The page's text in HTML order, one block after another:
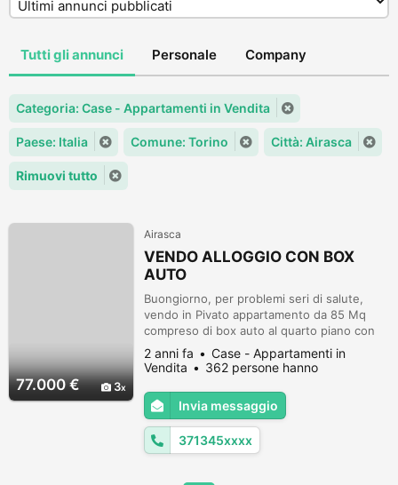
Tutti gli annunci Personale Company
Categoria: Case - Appartamenti in Vendita
Paese: Italia Comune: Torino Città: Airasca
Rimuovi tutto
77.000 € 3
Airasca
VENDO ALLOGGIO CON BOX
AUTO
Buongiorno, per problemi seri di salute,
vendo in Pivato appartamento da 85 Mq
compreso di box auto al quarto piano con
ascensore ad euro 77.000 trattabile per
informazioni contattatemi al 371.3454241
grazie. Limmobile e tutto ristrutturato ...
2 anni fa
Case - Appartamenti in
Vendita
362 persone hanno
Invia messaggio
371345xxxx